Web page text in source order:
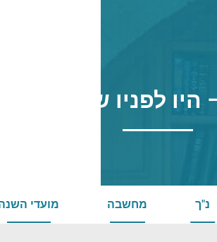
לפניו שתי תפילות
נ"ך מחשבה מועדי